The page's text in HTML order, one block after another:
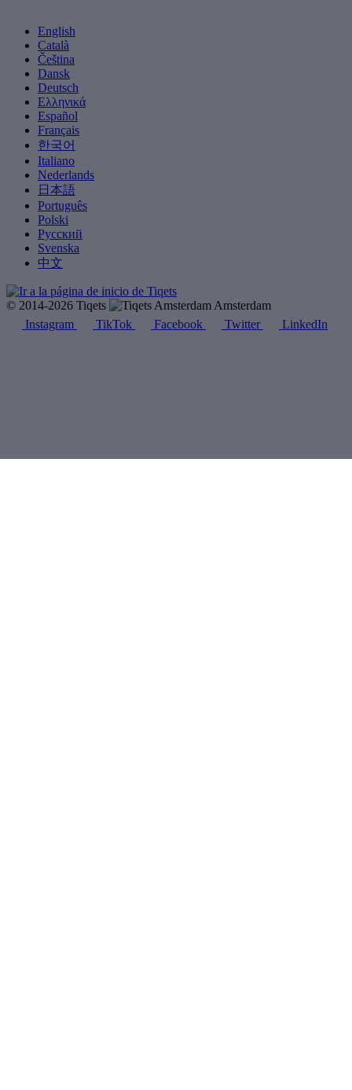
English
Català
Čeština
Dansk
Deutsch
Ελληνικά
Español
Français
한국어
Italiano
Nederlands
日本語
Português
Polski
Русский
Svenska
中文
© 2014-2026 Tiqets
Amsterdam
Instagram
TikTok Facebook Twitter LinkedIn